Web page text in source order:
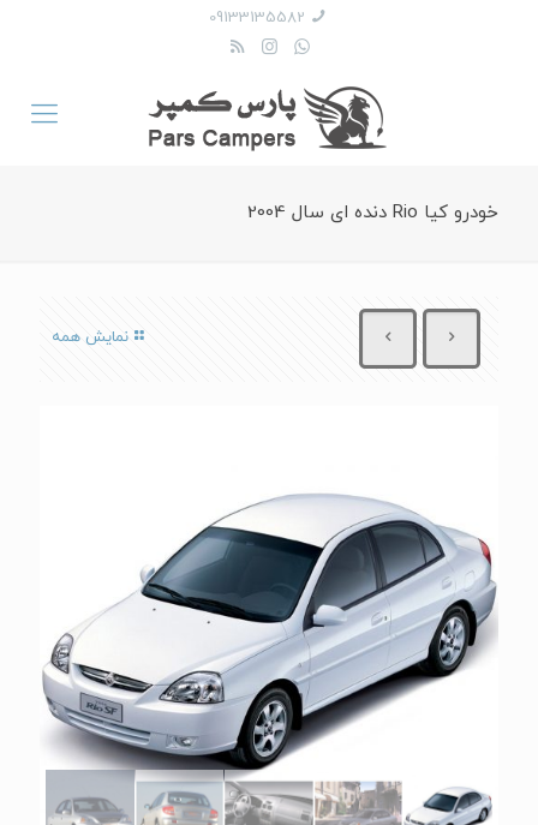
09133135582
خودرو کیا Rio دنده ای سال 2004
نمایش همه